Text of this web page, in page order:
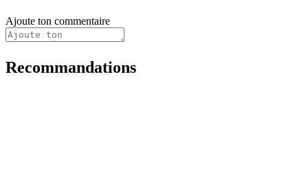
Ajoute ton commentaire
Recommandations